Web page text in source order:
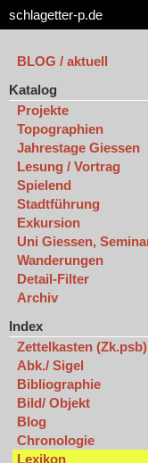
schlagetter-p.de
BLOG / aktuell
Katalog
Projekte
Topographien
Jahrestage Giessen
Lesung / Vortrag
Spielend
Stadtführung
Exkursion
Uni Giessen,
Wanderungen
Detail-Filter
Archiv
Index
Zettelkasten (Zk.psb)
Abk./ Sigel
Bibliographie
Bild/ Objekt
Blog
Chronologie
Lexikon